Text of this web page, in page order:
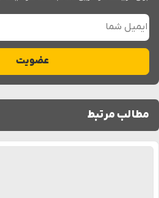
ایمیل شما
عضویت
مطالب مرتبط